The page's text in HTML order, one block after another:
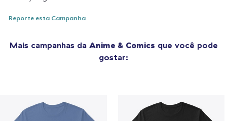
Reporte esta Campanha
Mais campanhas da Anime & Comics que você pode
gostar: